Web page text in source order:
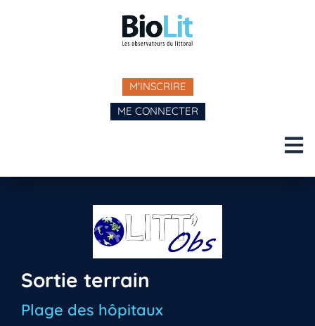
M'INSCRIRE
ME CONNECTER
Sortie terrain
Plage des hôpitaux